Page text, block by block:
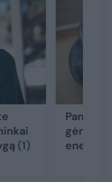
(1)
gėrimas